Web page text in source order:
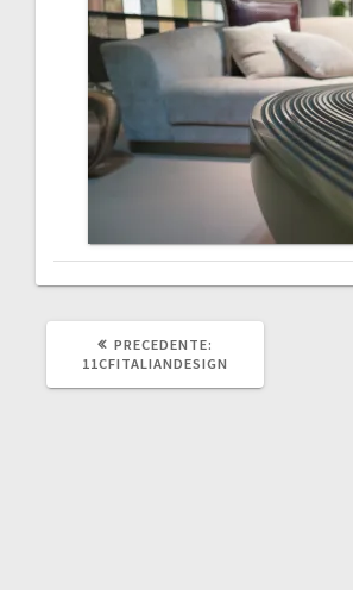
PRECEDENTE:
PRECEDENTE:
11CFITALIANDESIGN